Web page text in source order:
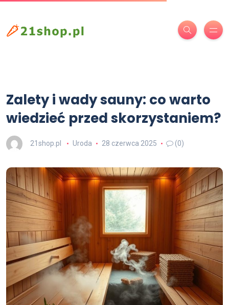
Zalety i wady sauny: co warto
wiedzieć przed skorzystaniem?
21shop.pl Uroda 28 czerwca 2025 (0)